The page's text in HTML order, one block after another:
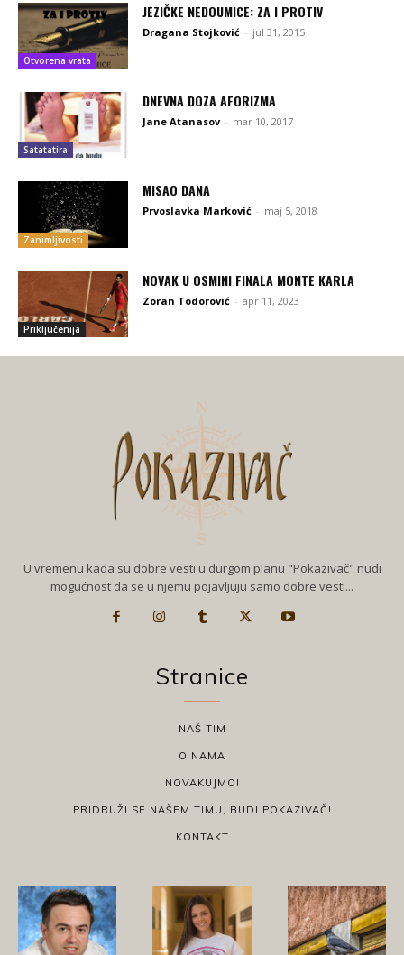
Otvorena vrata
JEZIČKE NEDOUMICE: ZA I PROTIV
Dragana Stojković - jul 31, 2015
Satatatira
DNEVNA DOZA AFORIZMA
Jane Atanasov - mar 10, 2017
Zanimljivosti
MISAO DANA
Prvoslavka Marković - maj 5, 2018
Priključenija
NOVAK U OSMINI FINALA MONTE KARLA
Zoran Todorović - apr 11, 2023
U vremenu kada su dobre vesti u durgom planu "Pokazivač" nudi
mogućnost da se u njemu pojavljuju samo dobre vesti...
Stranice
NAŠ TIM
O NAMA
NOVAKUJMO!
PRIDRUŽI SE NAŠEM TIMU, BUDI POKAZIVAČ!
KONTAKT